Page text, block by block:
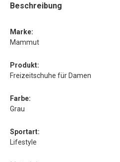
Beschreibung
Marke:
Mammut
Produkt:
Freizeitschuhe für Damen
Farbe:
Grau
Sportart:
Lifestyle